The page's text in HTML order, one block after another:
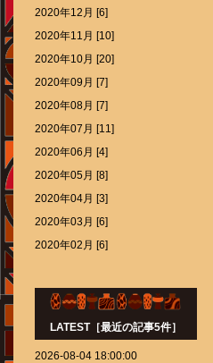
2020年12月 [6]
2020年11月 [10]
2020年10月 [20]
2020年09月 [7]
2020年08月 [7]
2020年07月 [11]
2020年06月 [4]
2020年05月 [8]
2020年04月 [3]
2020年03月 [6]
2020年02月 [6]
LATEST［最近の記事5件］
2026-08-04 18:00:00